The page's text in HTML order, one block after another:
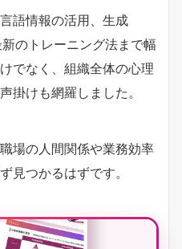
語情報の活用、生成
のトレーニング法まで幅
でなく、組織全体の心理
掛けも網羅しました。
場の人間関係や業務効率
見つかるはずです。